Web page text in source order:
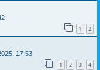
1 2
17:53
1 2 3 4